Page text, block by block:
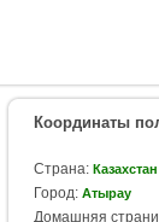
Координаты
Страна: Казахстан
Город: Атырау
Домашняя